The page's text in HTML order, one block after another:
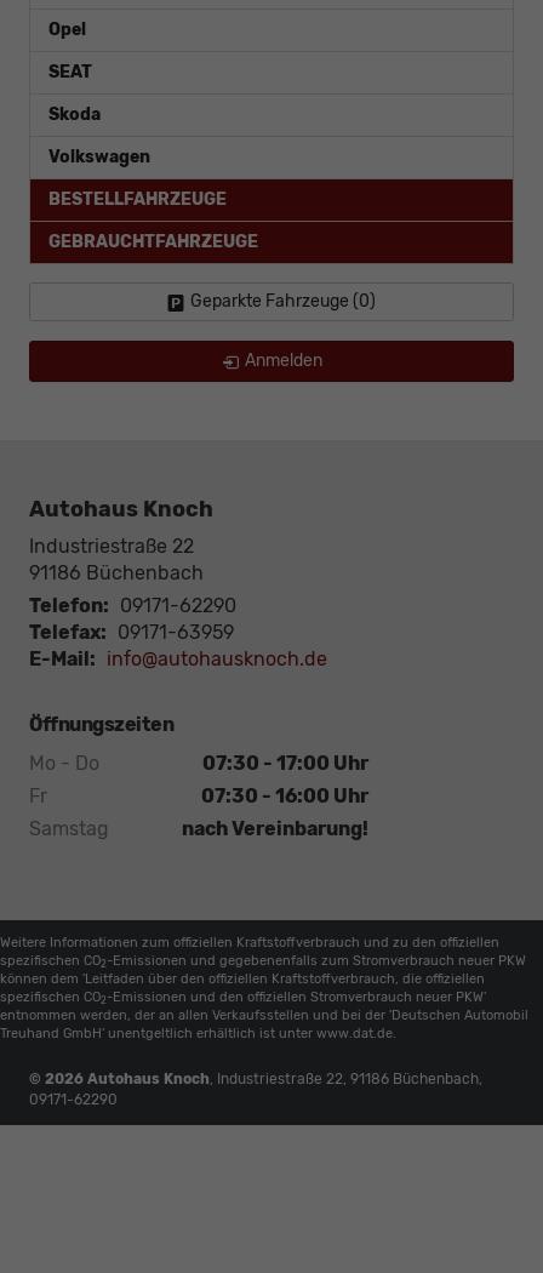
Opel
SEAT
Skoda
Volkswagen
BESTELLFAHRZEUGE
GEBRAUCHTFAHRZEUGE
Geparkte Fahrzeuge (0)
Anmelden
Autohaus Knoch
Industriestraße 22
91186 Büchenbach
Telefon: 09171-62290
Telefax: 09171-63959
E-Mail: info@autohausknoch.de
Öffnungszeiten
Mo - Do
07:30 - 17:00 Uhr
Fr
07:30 - 16:00 Uhr
Samstag
nach Vereinbarung!
Weitere Informationen zum offiziellen Kraftstoffverbrauch und zu den offiziellen
spezifischen CO2 -Emissionen und gegebenenfalls zum Stromverbrauch neuer PKW
können dem 'Leitfaden über den offiziellen Kraftstoffverbrauch, die offiziellen
spezifischen CO2 -Emissionen und den offiziellen Stromverbrauch neuer PKW'
entnommen werden, der an allen Verkaufsstellen und bei der 'Deutschen Automobil
Treuhand GmbH' unentgeltlich erhältlich ist unter www.dat.de.
© 2026 Autohaus Knoch, Industriestraße 22, 91186 Büchenbach,
09171-62290